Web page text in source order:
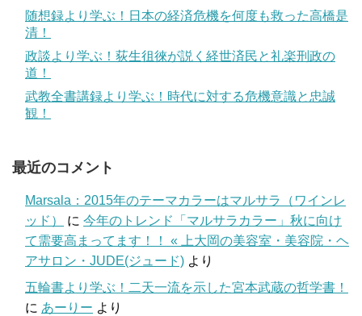
随想録より学ぶ！日本の経済危機を何度も救った高橋是
清！
政談より学ぶ！荻生徂徠が説く経世済民と礼楽刑政の
道！
武教全書講録より学ぶ！時代に対する危機意識と忠誠
観！
最近のコメント
Marsala：2015年のテーマカラーはマルサラ（ワインレ
ッド）
に 今年のトレンド「マルサラカラー」秋に向け
て需要高まってます！！ « 上大岡の美容室・美容院・ヘ
アサロン・JUDE(ジュード) より
五輪書より学ぶ！二天一流を示した宮本武蔵の哲学書！
に あーりー より